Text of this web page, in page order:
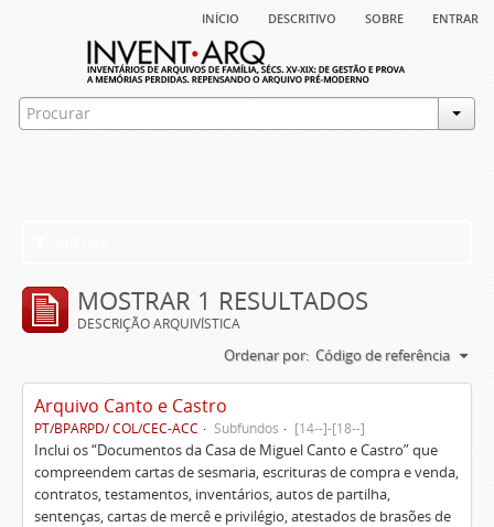
início descritivo sobre entrar
MOSTRAR 1 RESULTADOS
DESCRIÇÃO ARQUIVÍSTICA
Ordenar por: Código de referência
Arquivo Canto e Castro
PT/BPARPD/ COL/CEC-ACC Subfundos [14--]-[18--]
Inclui os “Documentos da Casa de Miguel Canto e Castro” que
compreendem cartas de sesmaria, escrituras de compra e venda,
contratos, testamentos, inventários, autos de partilha,
sentenças, cartas de mercê e privilégio, atestados de brasões de